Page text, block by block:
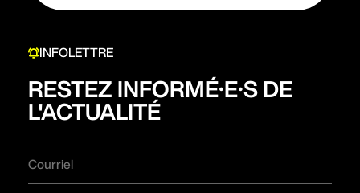
INFOLETTRE
RESTEZ INFORMÉ·E·S DE
L'ACTUALITÉ